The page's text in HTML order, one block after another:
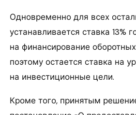
Одновременно для всех
устанавливается ставка 13%
на финансирование
поэтому остается ставка на
на инвестиционные цели.
Кроме того, принятым